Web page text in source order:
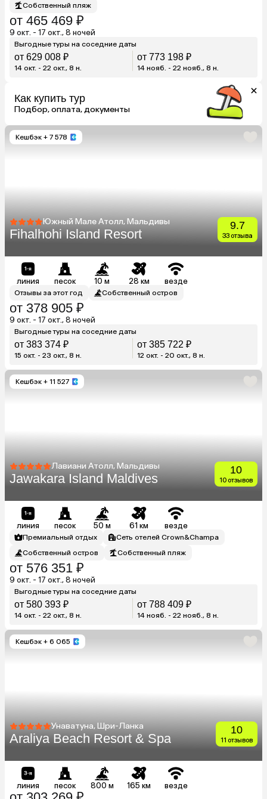
Собственный пляж
от 465 469 ₽
9 окт. - 17 окт., 8 ночей
Выгодные туры на соседние даты
от 629 008 ₽
14 окт. - 22 окт., 8 н.
от 773 198 ₽
14 нояб. - 22 нояб., 8 н.
Как купить тур
Подбор, оплата, документы
Кешбэк + 7 578
Южный Мале Атолл, Мальдивы
Fihalhohi Island Resort
9.7
33 отзыва
линия песок 10 м 28 км везде
Отзывы за этот год Собственный остров
от 378 905 ₽
9 окт. - 17 окт., 8 ночей
Выгодные туры на соседние даты
от 383 374 ₽
15 окт. - 23 окт., 8 н.
от 385 722 ₽
12 окт. - 20 окт., 8 н.
Кешбэк + 11 527
Лавиани Атолл, Мальдивы
Jawakara Island Maldives
10
10 отзывов
линия песок 50 м 61 км везде
Премиальный отдых
Сеть отелей Crown&Champa
Собственный остров
Собственный пляж
от 576 351 ₽
9 окт. - 17 окт., 8 ночей
Выгодные туры на соседние даты
от 580 393 ₽
14 окт. - 22 окт., 8 н.
от 788 409 ₽
14 нояб. - 22 нояб., 8 н.
Кешбэк + 6 065
Унаватуна, Шри-Ланка
Araliya Beach Resort & Spa
10
11 отзывов
линия песок 800 м 165 км везде